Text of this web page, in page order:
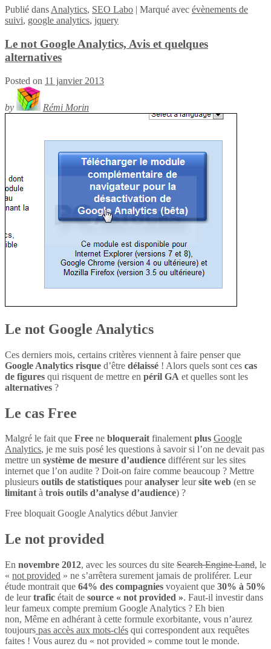
Publié dans Analytics, SEO Labo | Marqué avec évènements de
suivi, google analytics, jquery
Le not Google Analytics, Avis et quelques
alternatives
Posted on 11 janvier 2013
by Rémi Morin
Le not Google Analytics
Ces derniers mois, certains critères viennent à faire penser que
Google Analytics risque d’être délaissé ! Alors quels sont ces cas
de figures qui risquent de mettre en péril GA et quelles sont les
alternatives ?
Le cas Free
Malgré le fait que Free ne bloqueraitfinalementplus Google
Analytics, je me suis posé les questions à savoir si l’on ne devait pas
mettre un système de mesure d’audience différent sur les sites
internet que l’on audite ? Doit-on faire comme beaucoup ? Mettre
plusieurs outils de statistiques pouranalyser leursite web (en se
limitantà trois outils d’analyse d’audience) ?
Free bloquait Google Analytics début Janvier
Le not provided
En novembre 2012, avec les sources du site Search Engine Land, le
« not provided » ne s’arrêtera surement jamais de proliférer. Leur
étude montrait que 64% des compagnies voyaient que 30% à 50%
de leurtrafic était de source « not provided ». Faut-il investir dans
leur fameux compte premium Google Analytics ? Eh bien
non, Même en adhérant à cette formule exorbitante, vous n’aurez
toujours pas accès aux mots-clés qui correspondent aux requêtes
faites ! Vous aurez du « not provided » comme tout le monde.